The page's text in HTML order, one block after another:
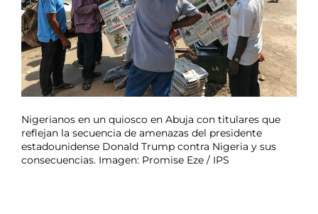
Nigerianos en un quiosco en Abuja con titulares que
reflejan la secuencia de amenazas del presidente
estadounidense Donald Trump contra Nigeria y sus
consecuencias. Imagen: Promise Eze / IPS